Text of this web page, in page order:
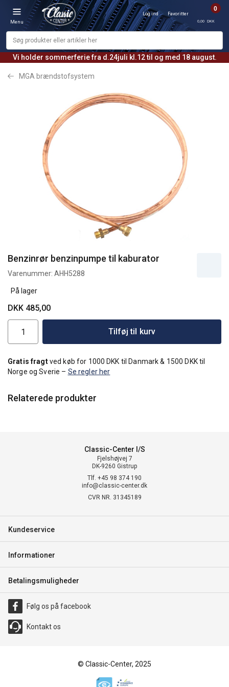
Vi holder sommerferie fra d.24juli kl.12 til og med 18 august.
Menu
Log ind Favoritter
0
0,00 DKK
MGA brændstofsystem
Benzinrør benzinpumpe til kaburator
Varenummer: AHH5288
På lager
DKK 485,00
Tilføj til kurv
Gratis fragtved køb for 1000 DKK til Danmark & 1500 DKK til
Norge og Sverie – Se regler her
Relaterede produkter
Classic-Center I/S
Fjelshøjvej 7
DK-9260 Gistrup
Tlf. +45 98 374 190
info@classic-center.dk
CVR NR. 31345189
Kundeservice
Informationer
Betalingsmuligheder
Følg os på facebook
Kontakt os
© Classic-Center, 2025